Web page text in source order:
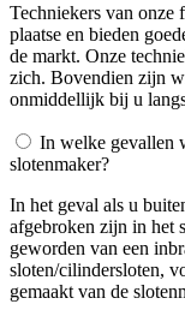
Techniekers van
plaatse en bieden
de markt. Onze
zich. Bovendien zijn
onmiddellijk bij u
In welke gevallen
slotenmaker?
In het geval als u
afgebroken zijn in het
geworden van een
sloten/cilindersloten,
gemaakt van de